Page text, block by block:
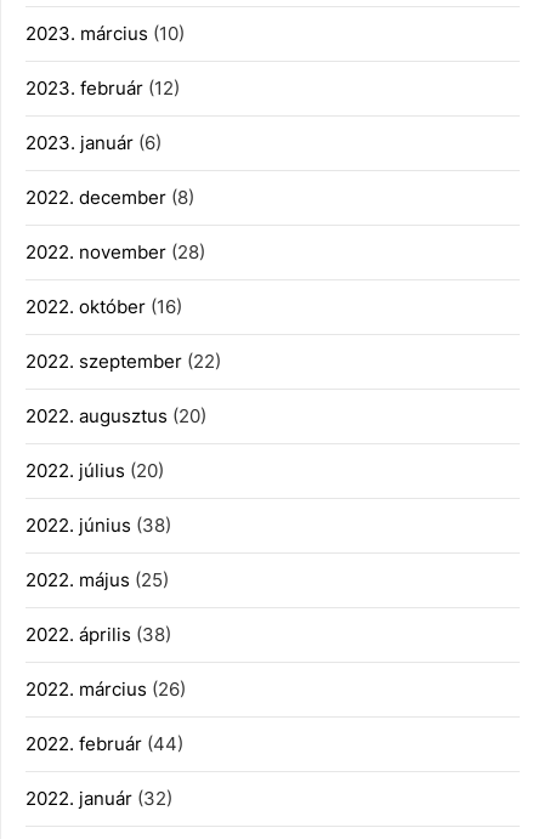
2023. március (10)
2023. február (12)
2023. január (6)
2022. december (8)
2022. november (28)
2022. október (16)
2022. szeptember (22)
2022. augusztus (20)
2022. július (20)
2022. június (38)
2022. május (25)
2022. április (38)
2022. március (26)
2022. február (44)
2022. január (32)